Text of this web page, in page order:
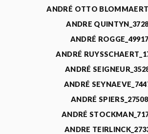
ANDRÉ OTTO
ANDRE
ANDRÉ ROGGE_49917
ANDRÉ
ANDRÉ
ANDRÉ
ANDRÉ SPIERS_27508
ANDRÉ
ANDRE